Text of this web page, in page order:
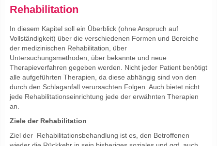
Rehabilitation
In diesem Kapitel soll ein Überblick (ohne Anspruch auf
Vollständigkeit) über die verschiedenen Formen und Bereiche
der medizinischen Rehabilitation, über
Untersuchungsmethoden, über bekannte und neue
Therapieverfahren gegeben werden. Nicht jeder Patient benötigt
alle aufgeführten Therapien, da diese abhängig sind von den
durch den Schlaganfall verursachten Folgen. Auch bietet nicht
jede Rehabilitationseinrichtung jede der erwähnten Therapien
an.
Ziele der Rehabilitation
Ziel der Rehabilitationsbehandlung ist es, den Betroffenen